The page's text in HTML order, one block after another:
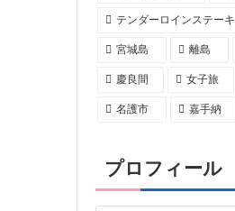
テンダーロインステーキ
宮城島 離島
慶良間 女子旅
名護市 嘉手納
プロフィール